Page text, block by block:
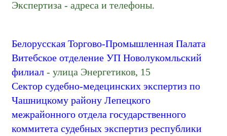
Экспертиза - адреса и телефоны.
Белорусская Торгово-Промышленная Палата
Витебское отделение УП Новолукомльский
филиал - улица Энергетиков, 15
Сектор судебно-медецинских экспертиз по
Чашницкому району Лепецкого
межрайонного отдела государственного
коммитета судебных экспертиз республики